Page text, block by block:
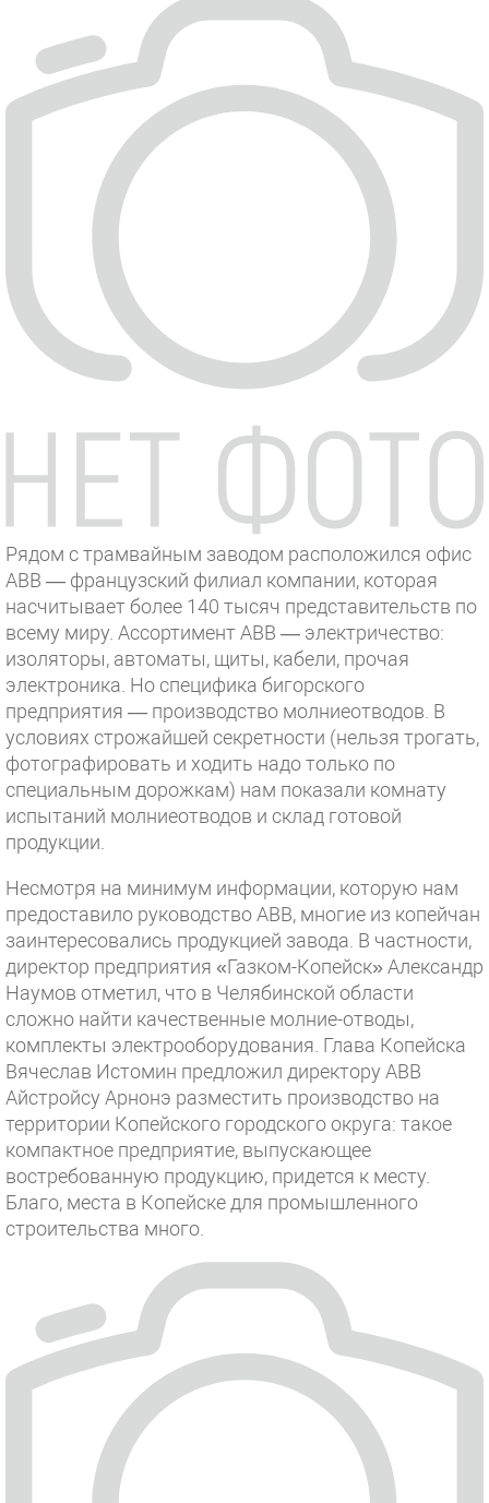
Рядом с трамвайным заводом расположился офис
АВВ — французский филиал компании, которая
насчитывает более 140 тысяч представительств по
всему миру. Ассортимент АВВ — электричество:
изоляторы, автоматы, щиты, кабели, прочая
электроника. Но специфика бигорского
предприятия — производство молниеотводов. В
условиях строжайшей секретности (нельзя трогать,
фотографировать и ходить надо только по
специальным дорожкам) нам показали комнату
испытаний молниеотводов и склад готовой
продукции.
Несмотря на минимум информации, которую нам
предоставило руководство АВВ, многие из копейчан
заинтересовались продукцией завода. В частности,
директор предприятия «Газком-Копейск» Александр
Наумов отметил, что в Челябинской области
сложно найти качественные молние-отводы,
комплекты электрооборудования. Глава Копейска
Вячеслав Истомин предложил директору АВВ
Айстройсу Арнонэ разместить производство на
территории Копейского городского округа: такое
компактное предприятие, выпускающее
востребованную продукцию, придется к месту.
Благо, места в Копейске для промышленного
строительства много.